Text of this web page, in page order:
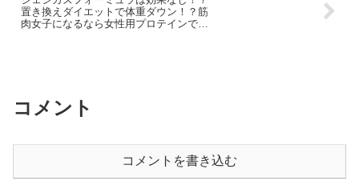
置き換えダイエットで体重ダウン！？筋
肉女子になるなら女性用プロテインで決
コメント
コメントを書き込む